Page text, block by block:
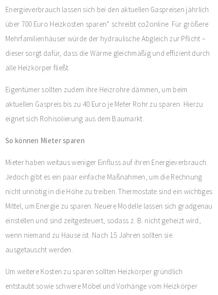
Energieverbrauch lassen sich bei den aktuellen Gaspreisen jährlich
über 700 Euro Heizkosten sparen“ schreibt co2online. Für größere
Mehrfamilienhäuser würde der hydraulische Abgleich zur Pflicht –
dieser sorgt dafür, dass die Wärme gleichmäßig und effizient durch
alle Heizkörper fließt.
Eigentümer sollten zudem ihre Heizrohre dämmen, um beim
aktuellen Gaspreis bis zu 40 Euro je Meter Rohr zu sparen. Hierzu
eignet sich Rohisolierung aus dem Baumarkt.
So können Mieter sparen
Mieter haben weitaus weniger Einfluss auf ihren Energieverbrauch.
Jedoch gibt es ein paar einfache Maßnahmen, um die Rechnung
nicht unnötig in die Höhe zu treiben. Thermostate sind ein wichtiges
Mittel, um Energie zu sparen. Neuere Modelle lassen sich gradgenau
einstellen und sind zeitgesteuert, sodass z. B. nicht geheizt wird,
wenn niemand zu Hause ist. Nach 15 Jahren sollten sie
ausgetauscht werden.
Um weitere Kosten zu sparen sollten Heizkörper gründlich
entstaubt sowie schwere Möbel und Vorhänge vom Heizkörper